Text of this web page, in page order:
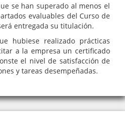
se han superado al menos el
evaluables del Curso de
entregada su titulación.
hubiese realizado prácticas
a la empresa un certificado
el nivel de satisfacción de
y tareas desempeñadas.